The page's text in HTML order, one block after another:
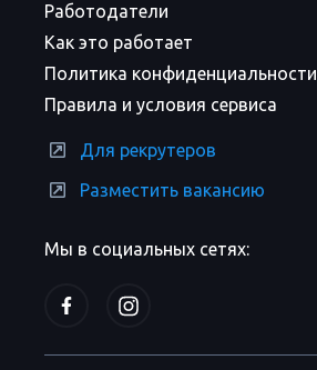
Мы в социальных сетях:
Работодатели
Как это работает
Политика конфиденциальности
Правила и условия сервиса
Для рекрутеров
Разместить вакансию